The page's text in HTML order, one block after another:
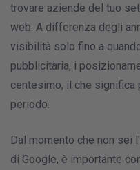
trovare aziende del tuo
web. A differenza degli
visibilità solo fino a
pubblicitaria, i
centesimo, il che significa
periodo.
Dal momento che non sei
di Google, è importante